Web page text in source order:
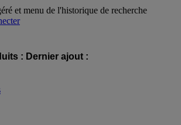
et menu de l'historique de recherche
: Dernier ajout :